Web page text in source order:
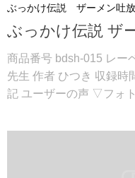
ぶっかけ伝説 ザーメン吐
ぶっかけ伝説 ザ
商品番号 bdsh-015 レー
先生 作者 ひつき 収録時
記 ユーザーの声 ▽フォ